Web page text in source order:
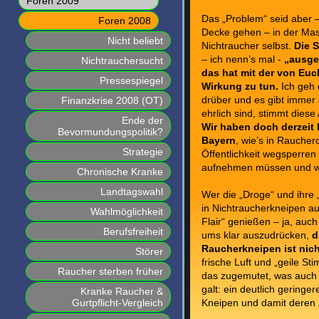
Das „Problem“ seid
Decke gehen – in der
Nichtraucher selbst. Die
– ich nenn’s mal -
das hat mit der von
Wirkung zu tun. Ich geh
drüber und es gibt
ehrlich sind, stimmt
Wir haben doch
Bayern, wie’s in
Öffentlichkeit
aufnehmen müssen und
Wer die „Droge“ und ihre
in Nichtraucherkneipen
Flair“ genießen – ja,
ums klar auszudrücken,
Raucherkneipen ist
frische Luft und „geile
das zugemutet, was
galt:ein deutlich
Kneipen und damit deren
Foren 2008
Nicht beliebt
Nichtrauchersucht
Pressespiegel
Finanzkrise 2008 (OT)
Ende der
Bevormundungspolitik?
Strategie
Chronische Kranke
Landtagswahl
Wahlmöglichkeit
Berufsfreiheit
Störer
Raucher sterben früher
Kranke Raucher &
Gurtpflicht-Vergleich